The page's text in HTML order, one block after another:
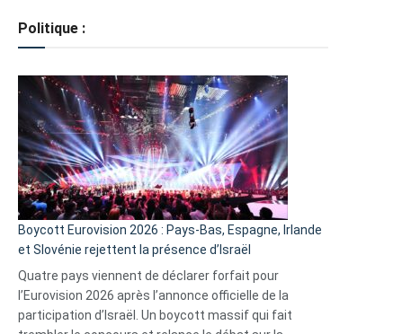
Politique :
Boycott Eurovision 2026 : Pays-Bas, Espagne, Irlande
et Slovénie rejettent la présence d’Israël
Quatre pays viennent de déclarer forfait pour
l’Eurovision 2026 après l’annonce officielle de la
participation d’Israël. Un boycott massif qui fait